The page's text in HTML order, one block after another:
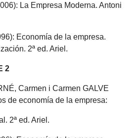
La Empresa Moderna. Antoni
Economía de la empresa.
2ª ed. Ariel.
2
Carmen i Carmen GALVE
de economía de la empresa:
2ª ed. Ariel.